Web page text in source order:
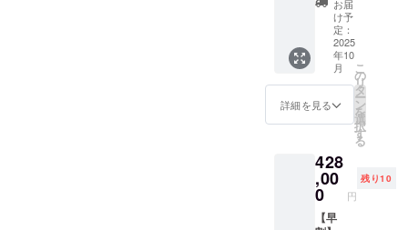
後7日以
内に連
絡）。
保証期
間：購
入日か
ら6ヶ月
間。 ※
不適切
（雨ざ
らし設
置・分
解改造
など）
保。入
口ドア
はロッ
ク可
能。 ・
取扱説
明書の
有無・
対応言
り / 日本
語 ・保
証の有
無、保
証の適
（内
装）、
ステン
レス
（金具
部品）
・使用
方法：
防音・
間を提
供する
犬小屋
です。
室内設
いて ・
商品サ
イズ/重
量：横
96.5cm
×縦
65cm×
奥行き
76cm
素材：
木材
（構造
部
分）、
1. 本商
品の
メー
カー情
報 ・
メー
カー所
在地
（国）
・製造
国： 日
本 ・法
人名：
株式会
ナルス
テッ
カー ・
Pawrad
iseプレ
ミアム
サイズ
とオリ
ジナル
カーを
ご提供
しま
す。 ・
カラー
お届
け予
定：
2025
年10
月
詳細を見る
こ
の
リ
タ
ー
ン
を
選
択
す
る
428
,00
0 円
残り10
【早